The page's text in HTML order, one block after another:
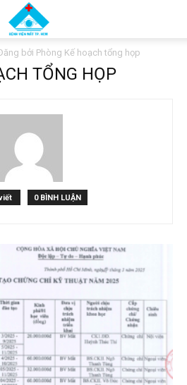
bởi Phòng Kế hoạch tổng họp
TỔNG HỌP
0 BÌNH LUẬN